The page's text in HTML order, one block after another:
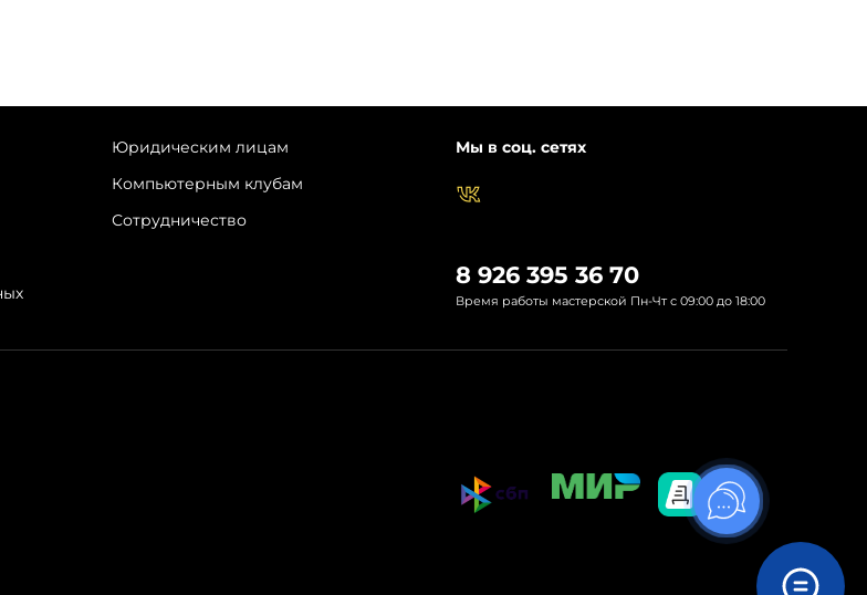
Юридическим лицам
Компьютерным клубам
Сотрудничество
Мы в соц. сетях
8 926 395 36 70
Время работы мастерской Пн-Чт с 09:00 до 18:00